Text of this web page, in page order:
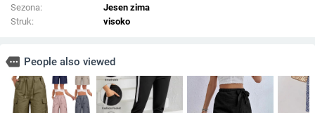
Sezona:
Jesen zima
Struk:
visoko
more People also viewed